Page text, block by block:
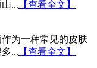
... 【查看全文】
为一种常见的皮肤
... 【查看全文】